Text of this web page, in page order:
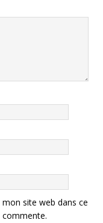
site web dans ce